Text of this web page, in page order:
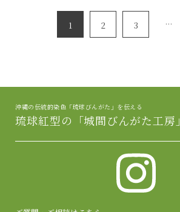
1 2 3 …
沖縄の伝統的染色「琉球びんがた」を伝える
琉球紅型の「城間びんがた工房」